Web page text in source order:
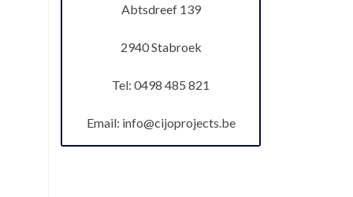
Abtsdreef 139
2940 Stabroek
Tel: 0498 485 821
Email: info@cijoprojects.be